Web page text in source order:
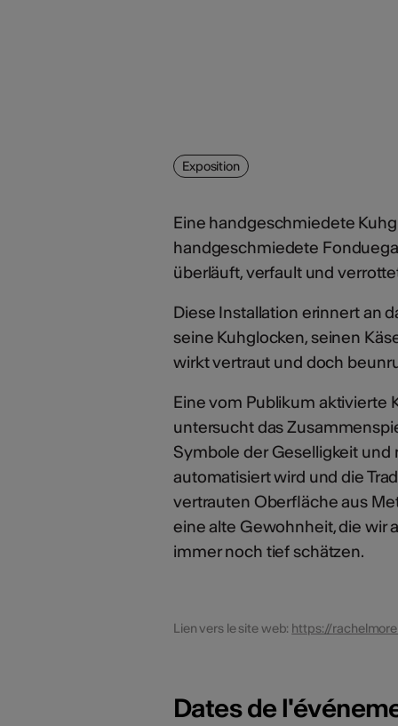
Exposition
Eine handgeschmiedete
handgeschmiedete
überläuft, verfault und
Diese Installation erinnert an
seine Kuhglocken, seinen
wirkt vertraut und doch
Eine vom Publikum aktivierte
untersucht das
Symbole der Geselligkeit und
automatisiert wird und die
vertrauten Oberfläche aus
eine alte Gewohnheit, die wir
immer noch tief schätzen.
Lien vers le site web: https://
Dates de